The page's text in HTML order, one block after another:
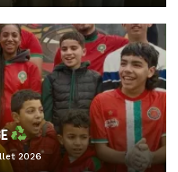
2026